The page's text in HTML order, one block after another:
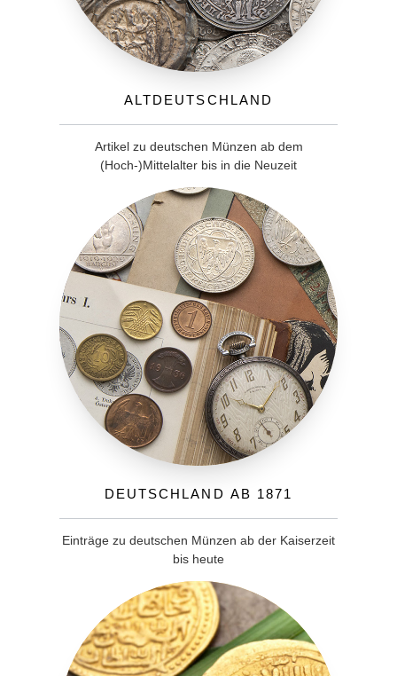
Altdeutschland
Artikel zu deutschen Münzen ab dem
(Hoch-)Mittelalter bis in die Neuzeit
Deutschland ab 1871
Einträge zu deutschen Münzen ab der Kaiserzeit
bis heute